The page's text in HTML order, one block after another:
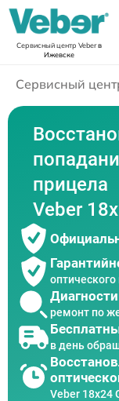
Сервисный центр Veberв
Ижевске
Сервисный
прицела
Veber
ремонт по
в день
Veber 18x24